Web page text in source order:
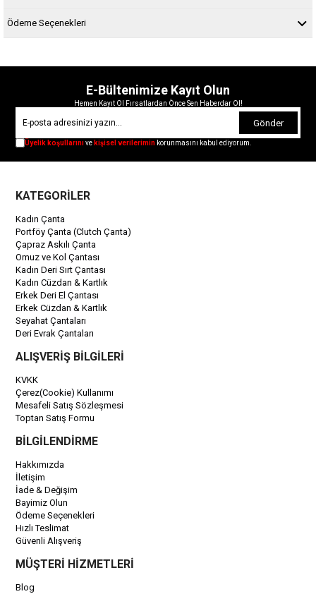
Ödeme Seçenekleri
E-Bültenimize Kayıt Olun
Hemen Kayıt Ol Fırsatlardan Önce Sen Haberdar Ol!
Gönder
Üyelik koşullarınıve kişisel verilerimin korunmasını kabul ediyorum.
KATEGORİLER
Kadın Çanta
Portföy Çanta (Clutch Çanta)
Çapraz Askılı Çanta
Omuz ve Kol Çantası
Kadın Deri Sırt Çantası
Kadın Cüzdan & Kartlık
Erkek Deri El Çantası
Erkek Cüzdan & Kartlık
Seyahat Çantaları
Deri Evrak Çantaları
ALIŞVERİŞ BİLGİLERİ
KVKK
Çerez(Cookie) Kullanımı
Mesafeli Satış Sözleşmesi
Toptan Satış Formu
BİLGİLENDİRME
Hakkımızda
İletişim
İade & Değişim
Bayimiz Olun
Ödeme Seçenekleri
Hızlı Teslimat
Güvenli Alışveriş
MÜŞTERİ HİZMETLERİ
Blog